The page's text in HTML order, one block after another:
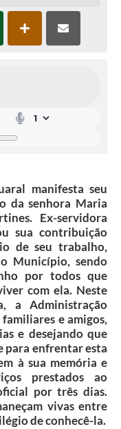
manifesta seu
da senhora Maria
Ex-servidora
sua contribuição
de seu trabalho,
Município, sendo
por todos que
com ela. Neste
a Administração
e amigos,
e desejando que
para enfrentar esta
à sua memória e
prestados ao
por três dias.
vivas entre
de conhecê-la.